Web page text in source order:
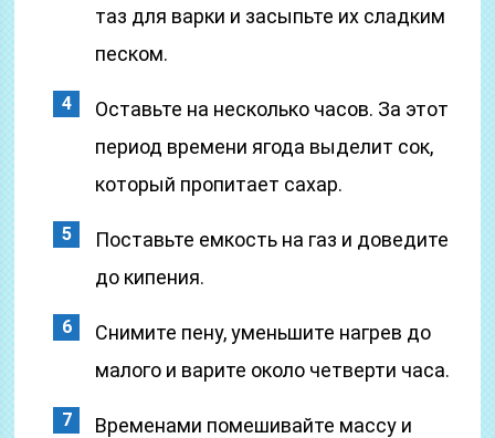
таз для варки и засыпьте их сладким
песком.
Оставьте на несколько часов. За этот
период времени ягода выделит сок,
который пропитает сахар.
Поставьте емкость на газ и доведите
до кипения.
Снимите пену, уменьшите нагрев до
малого и варите около четверти часа.
Временами помешивайте массу и